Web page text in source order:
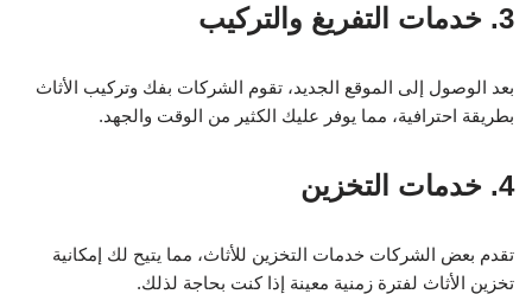
3. خدمات التفريغ والتركيب
بعد الوصول إلى الموقع الجديد، تقوم الشركات بفك وتركيب الأثاث
بطريقة احترافية، مما يوفر عليك الكثير من الوقت والجهد.
4. خدمات التخزين
تقدم بعض الشركات خدمات التخزين للأثاث، مما يتيح لك إمكانية
تخزين الأثاث لفترة زمنية معينة إذا كنت بحاجة لذلك.